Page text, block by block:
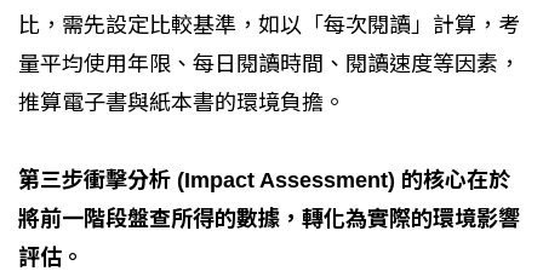
比，需先設定比較基準，如以「每次閱讀」計算，考
量平均使用年限、每日閱讀時間、閱讀速度等因素，
推算電子書與紙本書的環境負擔。
第三步衝擊分析 (Impact Assessment) 的核心在於
將前一階段盤查所得的數據，轉化為實際的環境影響
評估。